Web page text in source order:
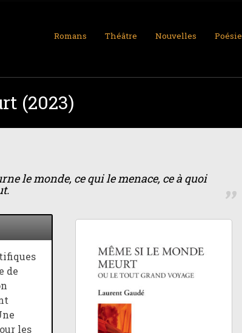
Romans Théâtre Nouvelles Poésie
(2023)
le monde, ce qui le menace, ce à quoi
de
les